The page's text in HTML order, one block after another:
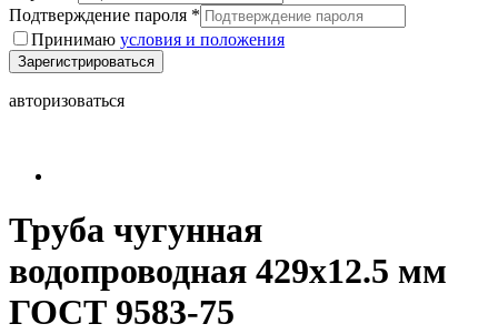
Подтверждение пароля *
Принимаю условия и положения
Зарегистрироваться
авторизоваться
Труба чугунная
водопроводная 429x12.5 мм
ГОСТ 9583-75